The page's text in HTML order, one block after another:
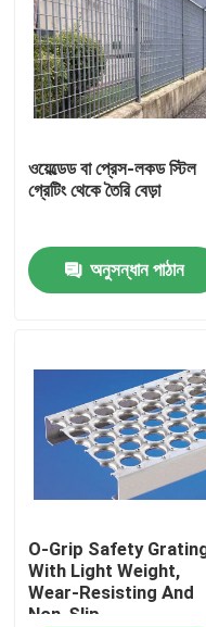
পণ্য
কারখানা পরিদর্শন
ওয়েল্ডেড বা প্রেস-লকড স্টিল
গ্রেটিং থেকে তৈরি বেড়া
অনুসন্ধান পাঠান
O-Grip Safety
With Light Weight,
Wear-Resisting And
Non-Slip